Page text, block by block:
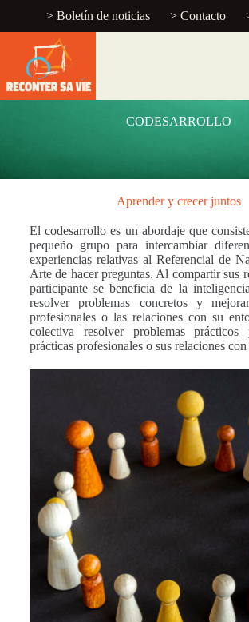
> Boletín de noticias > Contacto
CODESARROLLO
Aprender y crecer juntos
El codesarrollo es un abordaje que
pequeño grupo para intercambiar
experiencias relativas al Referencial de
Arte de hacer preguntas. Al compartir sus
participante se beneficia de la
resolver problemas concretos y
profesionales o las relaciones con su
colectiva resolver problemas
prácticas profesionales o sus relaciones